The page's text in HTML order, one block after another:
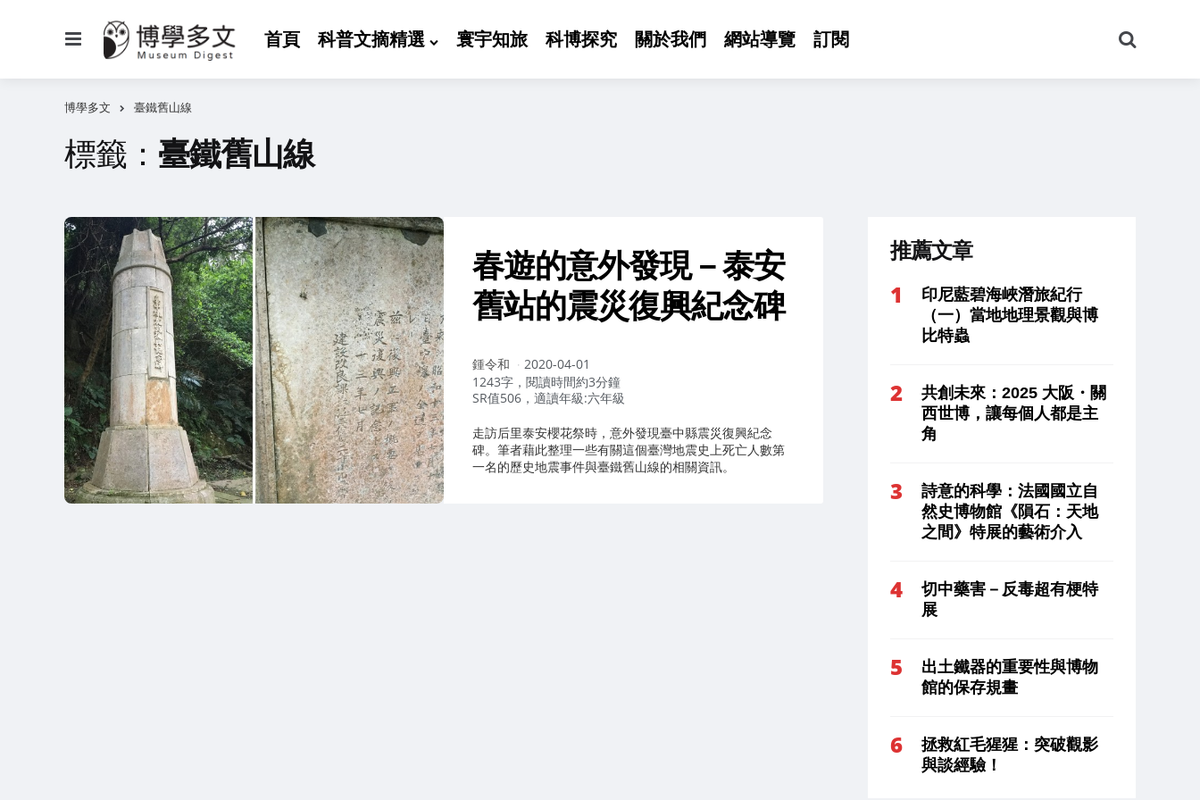
首頁 科普文摘精選 寰宇知旅 科博探究 關於我們 網站導覽 訂閱
尋
博學多文 臺鐵舊山線
標籤： 臺鐵舊山線
春遊的意外發現－泰安
舊站的震災復興紀念碑
作
者：
鍾令和
2020-04-01
1243字，閱讀時間約3分鐘
SR值506，適讀年級:六年級
走訪后里泰安櫻花祭時，意外發現臺中縣震災復興紀念
碑。筆者藉此整理一些有關這個臺灣地震史上死亡人數第
一名的歷史地震事件與臺鐵舊山線的相關資訊。
推薦文章
印尼藍碧海峽潛旅紀行
（一）當地地理景觀與博
比特蟲
共創未來：2025 大阪・關
西世博，讓每個人都是主
角
詩意的科學：法國國立自
然史博物館《隕石：天地
之間》特展的藝術介入
切中藥害－反毒超有梗特
展
出土鐵器的重要性與博物
館的保存規畫
拯救紅毛猩猩：突破觀影
與談經驗！